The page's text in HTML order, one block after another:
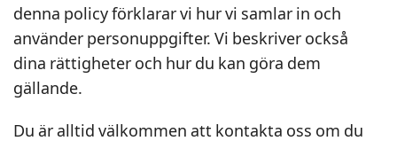
denna policy förklarar vi hur vi samlar in och
använder personuppgifter. Vi beskriver också
dina rättigheter och hur du kan göra dem
gällande.
Du är alltid välkommen att kontakta oss om du